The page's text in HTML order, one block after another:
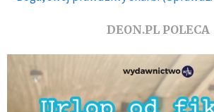
DEON.PL POLECA